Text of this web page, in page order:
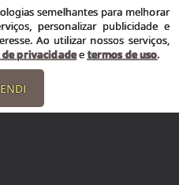
de seu interesse. Ao utilizar
nossa política de privacidade e
uso.
Termos de uso
semelhantes para melhorar
personalizar publicidade e
Ao utilizar nossos serviços,
privacidadeetermos de uso.